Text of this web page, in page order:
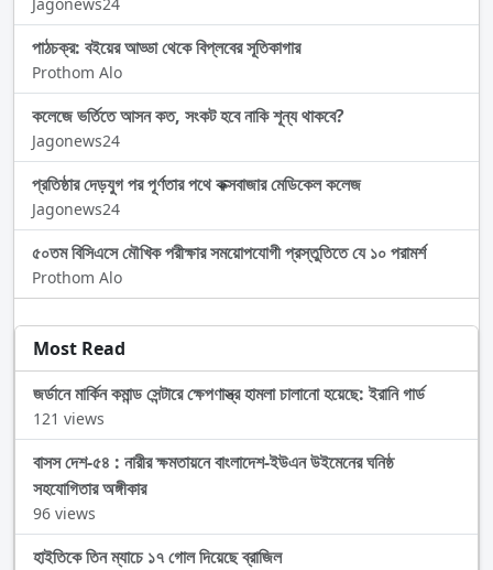
পাঠচক্র: বইয়ের আড্ডা থেকে বিপ্লবের সূতিকাগার
Prothom Alo
কলেজে ভর্তিতে আসন কত, সংকট হবে নাকি শূন্য থাকবে?
Jagonews24
প্রতিষ্ঠার দেড়যুগ পর পূর্ণতার পথে কক্সবাজার মেডিকেল কলেজ
Jagonews24
৫০তম বিসিএসে মৌখিক পরীক্ষার সময়োপযোগী প্রস্তুতিতে যে ১০ পরামর্শ
Prothom Alo
Most Read
জর্ডানে মার্কিন কমান্ড সেন্টারে ক্ষেপণাস্ত্র হামলা চালানো হয়েছে: ইরানি গার্ড
121 views
বাসস দেশ-৫৪ : নারীর ক্ষমতায়নে বাংলাদেশ-ইউএন উইমেনের ঘনিষ্ঠ
সহযোগিতার অঙ্গীকার
96 views
হাইতিকে তিন ম্যাচে ১৭ গোল দিয়েছে ব্রাজিল